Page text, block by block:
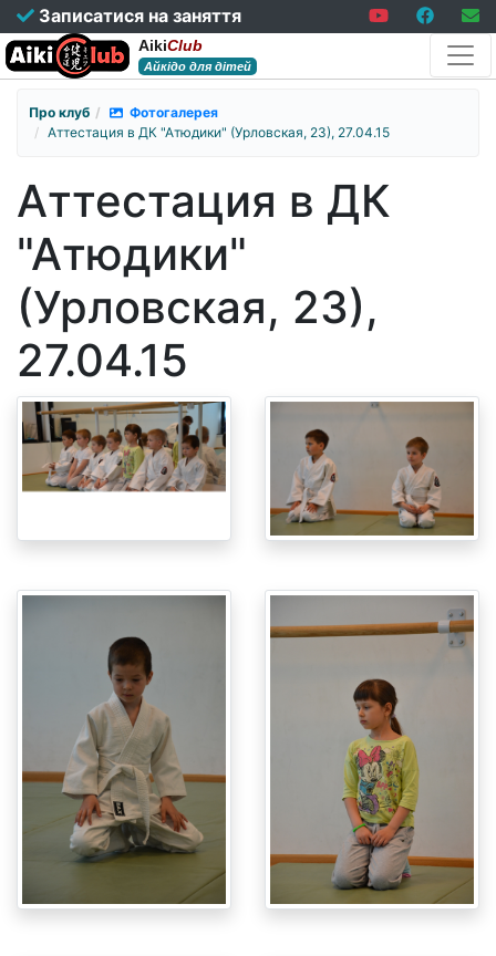
Записатися на заняття
AikiClub
Айкідо для дітей
Про клуб
Фотогалерея
Аттестация в ДК "Атюдики" (Урловская, 23), 27.04.15
Аттестация в ДК
"Атюдики"
(Урловская, 23),
27.04.15